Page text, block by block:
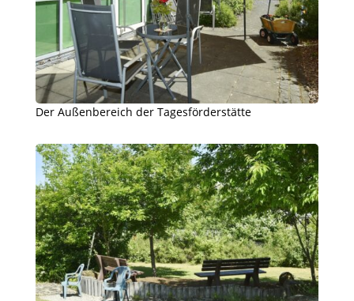
Der Außenbereich der Tagesförderstätte